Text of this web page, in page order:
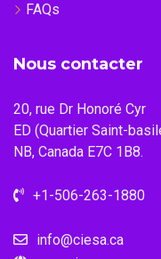
FAQs
Nous contacter
20, rue Dr Honoré Cyr
ED (Quartier Saint-
NB, Canada E7C 1B8.
+1-506-263-1880
info@ciesa.ca